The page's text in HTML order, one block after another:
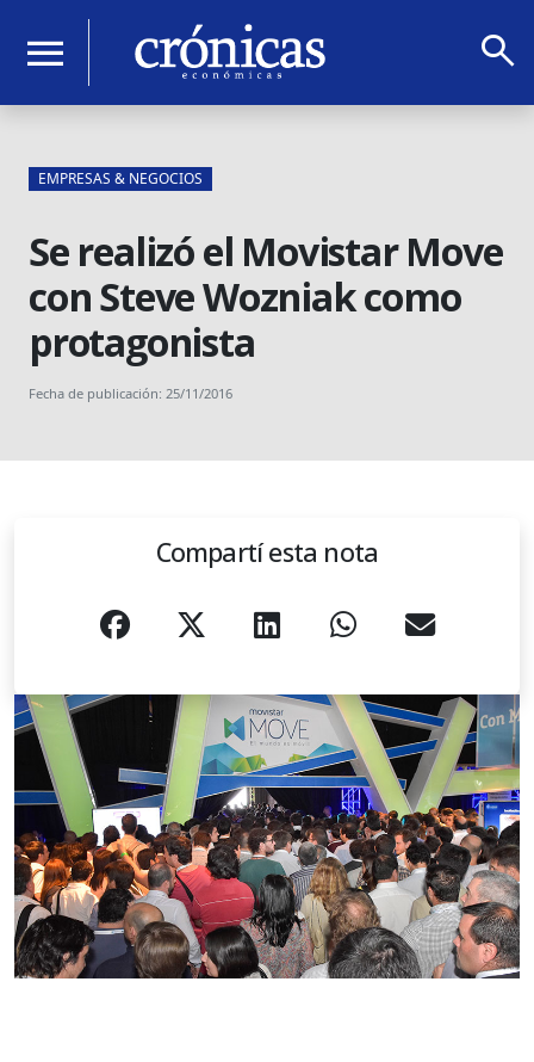
menu search
EMPRESAS & NEGOCIOS
Se realizó el Movistar Move
con Steve Wozniak como
protagonista
Fecha de publicación: 25/11/2016
Compartí esta nota